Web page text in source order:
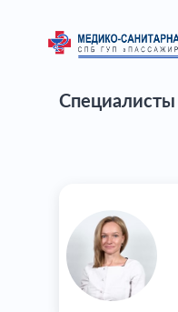
Специалисты